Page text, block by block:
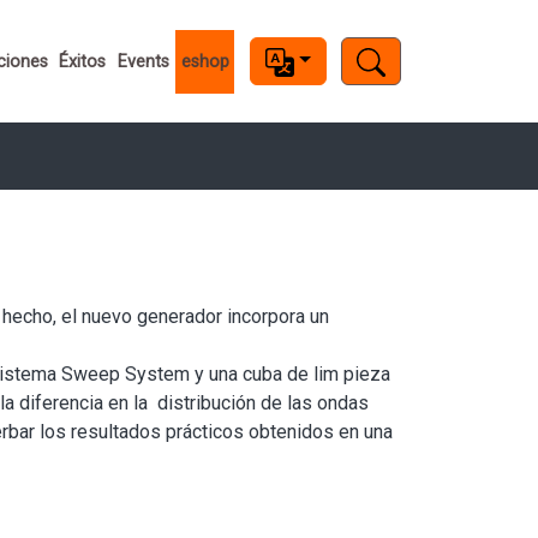
Éxitos Events eshop
el nuevo generador incorpora un
Sweep System y una cuba de lim pieza
diferencia en la distribución de las ondas
los resultados prácticos obtenidos en una